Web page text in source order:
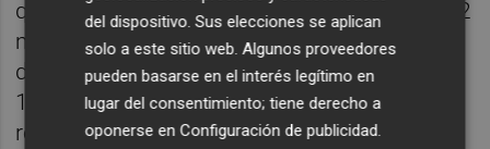
que vence dentro de un período menor de 12
meses, representó el 13,9% del total de la
deuda al final de 2024. De este porcentaje, el
12,4% estaba materializado en valores
representativos de deuda y el 1,5% restante,
del dispositivo. Sus elecciones se aplican
solo a este sitio web. Algunos proveedores
pueden basarse en el interés legítimo en
lugar del consentimiento; tiene derecho a
oponerse enConfiguración de publicidad